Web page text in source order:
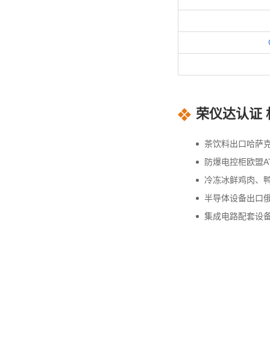
荣仪达认证
茶饮料出口哈萨
防爆电控柜欧盟
冷冻冰鲜鸡肉、
半导体设备出口
集成电路配套设